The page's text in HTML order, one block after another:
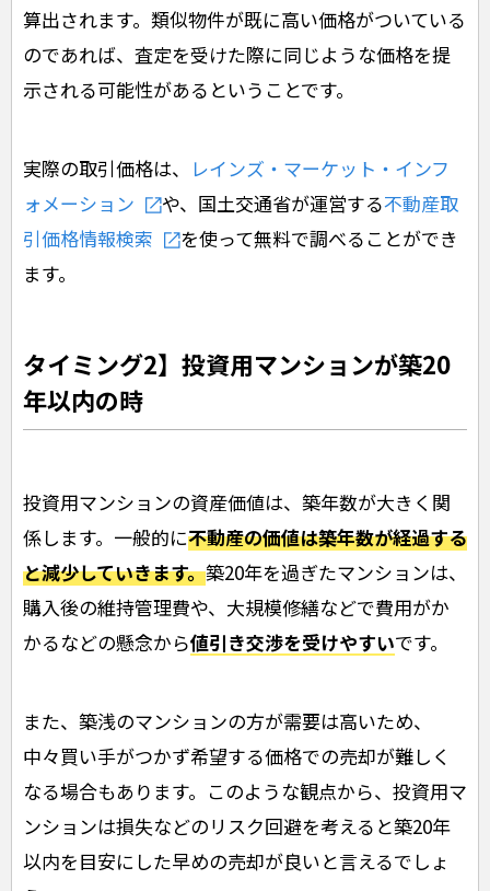
算出されます。類似物件が既に高い価格がついている
のであれば、査定を受けた際に同じような価格を提
示される可能性があるということです。
実際の取引価格は、 レインズ・マーケット・インフ
ォメーション
や、国土交通省が運営する不動産取
引価格情報検索
を使って無料で調べることができ
ます。
タイミング2】投資用マンションが築20
年以内の時
投資用マンションの資産価値は、築年数が大きく関
係します。一般的に不動産の価値は築年数が経過する
と減少していきます。築20年を過ぎたマンションは、
購入後の維持管理費や、大規模修繕などで費用がか
かるなどの懸念から値引き交渉を受けやすいです。
また、築浅のマンションの方が需要は高いため、
中々買い手がつかず希望する価格での売却が難しく
なる場合もあります。このような観点から、投資用マ
ンションは損失などのリスク回避を考えると築20年
以内を目安にした早めの売却が良いと言えるでしょ